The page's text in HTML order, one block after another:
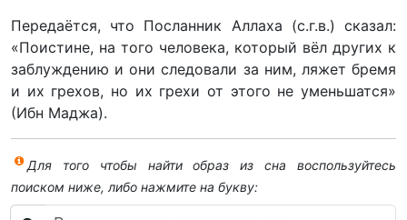
Передаётся, что Посланник Аллаха (с.г.в.) сказал:
«Поистине, на того человека, который вёл других к
заблуждению и они следовали за ним, ляжет бремя
и их грехов, но их грехи от этого не уменьшатся»
(Ибн Маджа).
Для того чтобы найти образ из сна воспользуйтесь
поиском ниже, либо нажмите на букву: